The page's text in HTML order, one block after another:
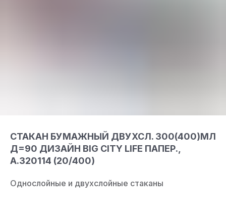
СТАКАН БУМАЖНЫЙ ДВУХСЛ. 300(400)МЛ
Д=90 ДИЗАЙН BIG CITY LIFE ПАПЕР.,
А.320114 (20/400)
Однослойные и двухслойные стаканы